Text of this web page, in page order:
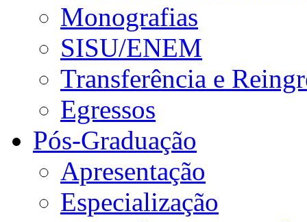
Monografias
SISU/ENEM
Transferência e
Egressos
Pós-Graduação
Apresentação
Especialização